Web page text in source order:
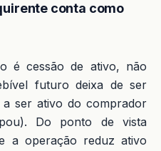
conta como
é cessão de ativo, não
futuro deixa de ser
a ser ativo do comprador
Do ponto de vista
a operação reduz ativo